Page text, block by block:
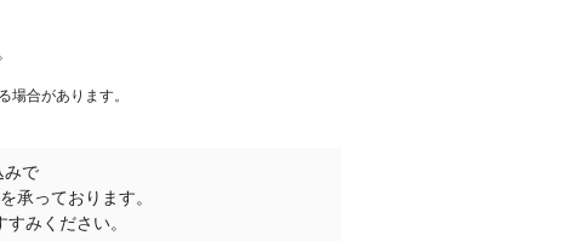
合があります。
みで
承っております。
みください。